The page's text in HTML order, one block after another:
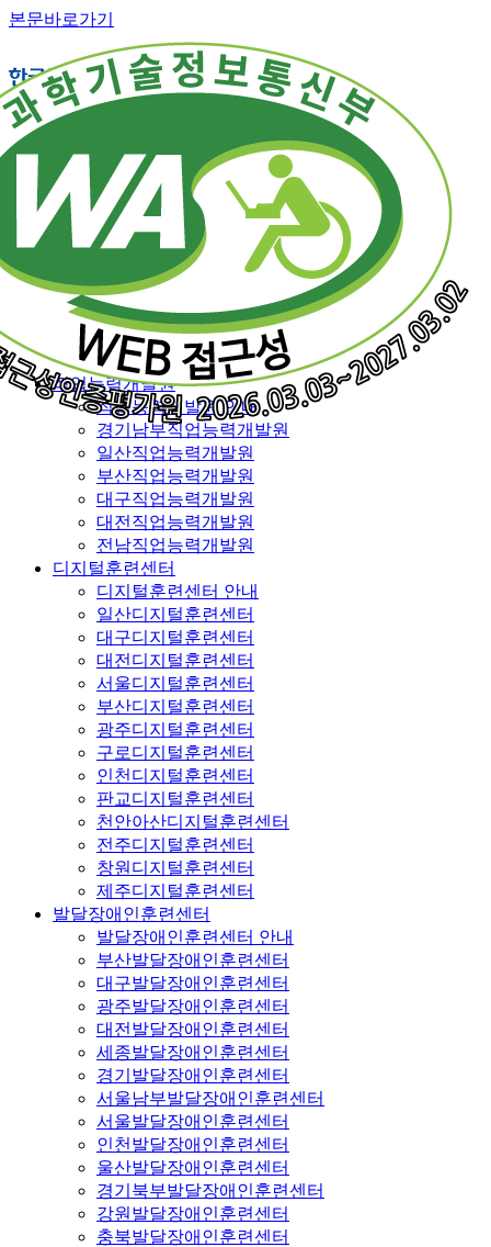
본문바로가기
직업능력개발 소개
교육훈련 체계
훈련직종
융복합훈련
일반훈련
특화훈련
맞춤훈련
재직근로자 능력향상훈련
특별과정
전국 훈련기관 지도
직업능력개발원
직업능력개발원 안내
경기남부직업능력개발원
일산직업능력개발원
부산직업능력개발원
대구직업능력개발원
대전직업능력개발원
전남직업능력개발원
디지털훈련센터
디지털훈련센터 안내
일산디지털훈련센터
대구디지털훈련센터
대전디지털훈련센터
서울디지털훈련센터
부산디지털훈련센터
광주디지털훈련센터
구로디지털훈련센터
인천디지털훈련센터
판교디지털훈련센터
천안아산디지털훈련센터
전주디지털훈련센터
창원디지털훈련센터
제주디지털훈련센터
발달장애인훈련센터
발달장애인훈련센터 안내
부산발달장애인훈련센터
대구발달장애인훈련센터
광주발달장애인훈련센터
대전발달장애인훈련센터
세종발달장애인훈련센터
경기발달장애인훈련센터
서울남부발달장애인훈련센터
서울발달장애인훈련센터
인천발달장애인훈련센터
울산발달장애인훈련센터
경기북부발달장애인훈련센터
강원발달장애인훈련센터
충북발달장애인훈련센터